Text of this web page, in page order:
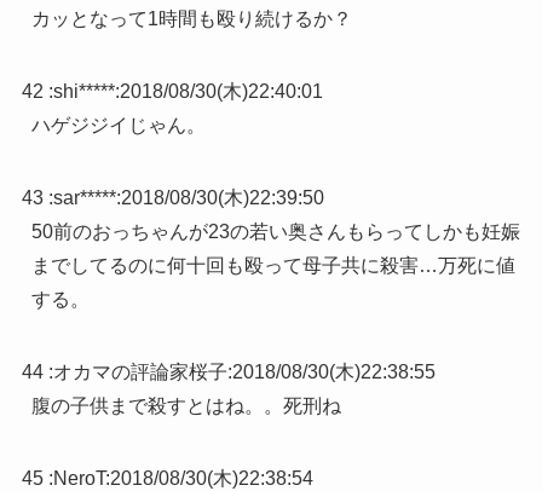
カッとなって1時間も殴り続けるか？
42 :shi*****:2018/08/30(木)22:40:01
ハゲジジイじゃん。
43 :sar*****:2018/08/30(木)22:39:50
50前のおっちゃんが23の若い奥さんもらってしかも妊娠
までしてるのに何十回も殴って母子共に殺害…万死に値
する。
44 :オカマの評論家桜子:2018/08/30(木)22:38:55
腹の子供まで殺すとはね。。死刑ね
45 :NeroT:2018/08/30(木)22:38:54